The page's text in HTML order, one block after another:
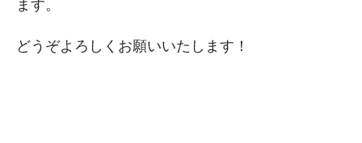
ます。
どうぞよろしくお願いいたします！